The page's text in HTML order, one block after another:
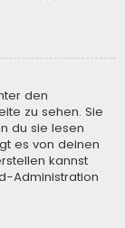
den
zu sehen. Sie
du sie lesen
es von deinen
kannst
Administration